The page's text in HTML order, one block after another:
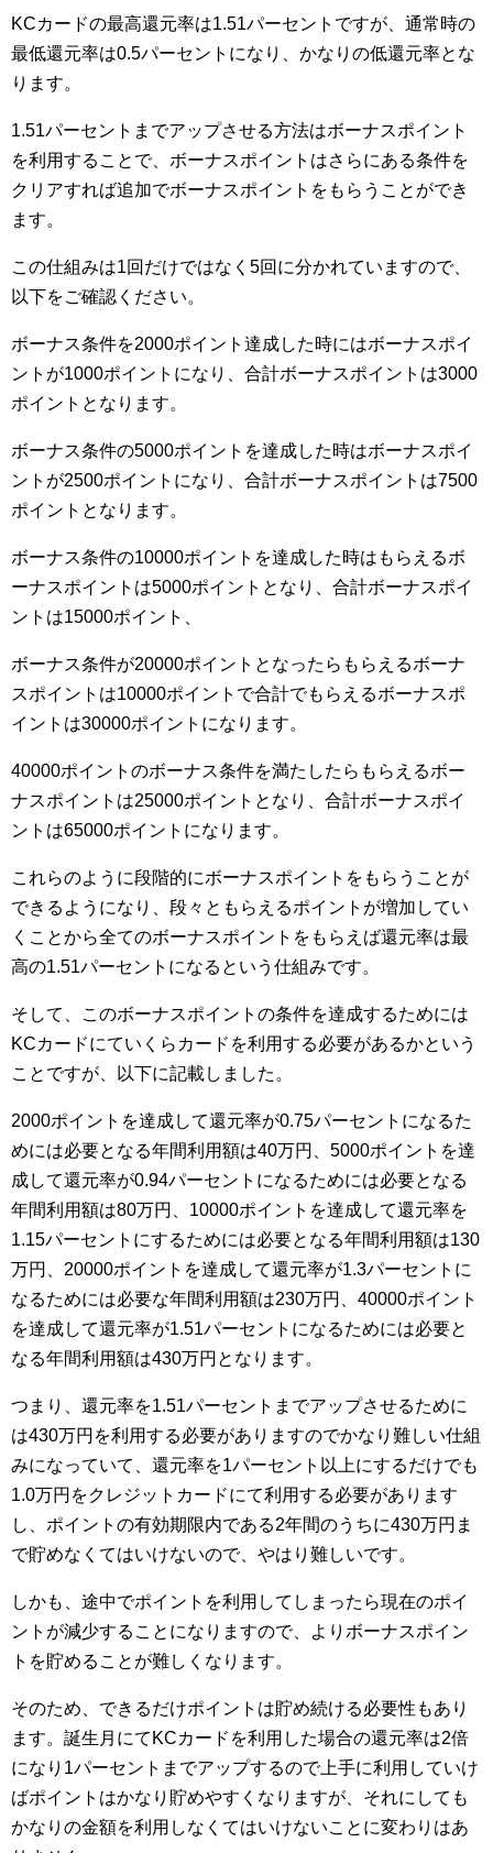
KCカードの最高還元率は1.51パーセントですが、通常時の
最低還元率は0.5パーセントになり、かなりの低還元率とな
ります。
1.51パーセントまでアップさせる方法はボーナスポイント
を利用することで、ボーナスポイントはさらにある条件を
クリアすれば追加でボーナスポイントをもらうことができ
ます。
この仕組みは1回だけではなく5回に分かれていますので、
以下をご確認ください。
ボーナス条件を2000ポイント達成した時にはボーナスポイ
ントが1000ポイントになり、合計ボーナスポイントは3000
ポイントとなります。
ボーナス条件の5000ポイントを達成した時はボーナスポイ
ントが2500ポイントになり、合計ボーナスポイントは7500
ポイントとなります。
ボーナス条件の10000ポイントを達成した時はもらえるボ
ーナスポイントは5000ポイントとなり、合計ボーナスポイ
ントは15000ポイント、
ボーナス条件が20000ポイントとなったらもらえるボーナ
スポイントは10000ポイントで合計でもらえるボーナスポ
イントは30000ポイントになります。
40000ポイントのボーナス条件を満たしたらもらえるボー
ナスポイントは25000ポイントとなり、合計ボーナスポイ
ントは65000ポイントになります。
これらのように段階的にボーナスポイントをもらうことが
できるようになり、段々ともらえるポイントが増加してい
くことから全てのボーナスポイントをもらえば還元率は最
高の1.51パーセントになるという仕組みです。
そして、このボーナスポイントの条件を達成するためには
KCカードにていくらカードを利用する必要があるかという
ことですが、以下に記載しました。
2000ポイントを達成して還元率が0.75パーセントになるた
めには必要となる年間利用額は40万円、5000ポイントを達
成して還元率が0.94パーセントになるためには必要となる
年間利用額は80万円、10000ポイントを達成して還元率を
1.15パーセントにするためには必要となる年間利用額は130
万円、20000ポイントを達成して還元率が1.3パーセントに
なるためには必要な年間利用額は230万円、40000ポイント
を達成して還元率が1.51パーセントになるためには必要と
なる年間利用額は430万円となります。
つまり、還元率を1.51パーセントまでアップさせるために
は430万円を利用する必要がありますのでかなり難しい仕組
みになっていて、還元率を1パーセント以上にするだけでも
1.0万円をクレジットカードにて利用する必要があります
し、ポイントの有効期限内である2年間のうちに430万円ま
で貯めなくてはいけないので、やはり難しいです。
しかも、途中でポイントを利用してしまったら現在のポイ
ントが減少することになりますので、よりボーナスポイン
トを貯めることが難しくなります。
そのため、できるだけポイントは貯め続ける必要性もあり
ます。誕生月にてKCカードを利用した場合の還元率は2倍
になり1パーセントまでアップするので上手に利用していけ
ばポイントはかなり貯めやすくなりますが、それにしても
かなりの金額を利用しなくてはいけないことに変わりはあ